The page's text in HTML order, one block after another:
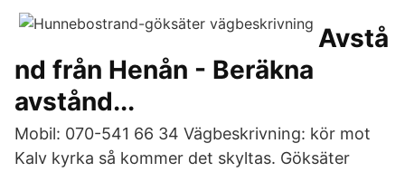
Avstå
nd från Henån - Beräkna
avstånd...
Mobil: 070-541 66 34 Vägbeskrivning: kör mot
Kalv kyrka så kommer det skyltas. Göksäter